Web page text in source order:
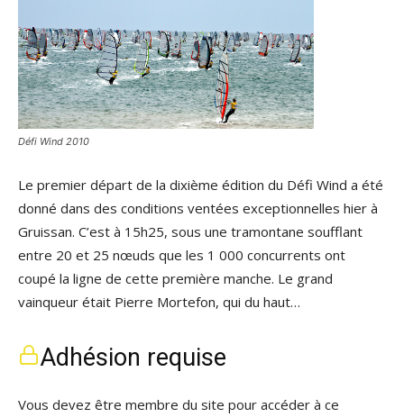
Défi Wind 2010
Le premier départ de la dixième édition du Défi Wind a été
donné dans des conditions ventées exceptionnelles hier à
Gruissan. C’est à 15h25, sous une tramontane soufflant
entre 20 et 25 nœuds que les 1 000 concurrents ont
coupé la ligne de cette première manche. Le grand
vainqueur était Pierre Mortefon, qui du haut…
Adhésion requise
Vous devez être membre du site pour accéder à ce